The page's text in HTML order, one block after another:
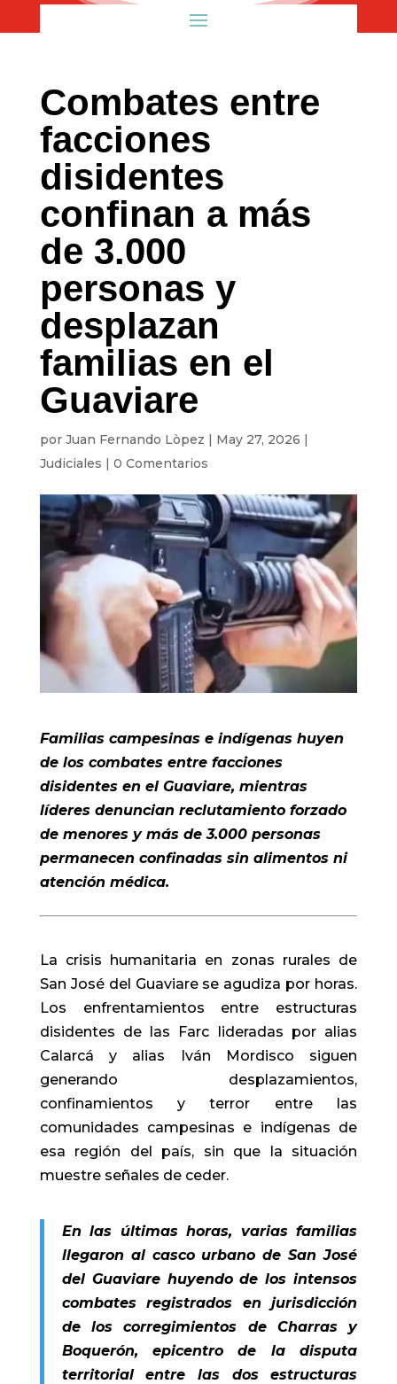
Combates entre
facciones
disidentes
confinan a más
de 3.000
personas y
desplazan
familias en el
Guaviare
por Juan Fernando Lòpez | May 27, 2026 |
Judiciales | 0 Comentarios
Familias campesinas e indígenas huyen
de los combates entre facciones
disidentes en el Guaviare, mientras
líderes denuncian reclutamiento forzado
de menores y más de 3.000 personas
permanecen confinadas sin alimentos ni
atención médica.
La crisis humanitaria en zonas rurales de
San José del Guaviare se agudiza por horas.
Los enfrentamientos entre estructuras
disidentes de las Farc lideradas por alias
Calarcá y alias Iván Mordisco siguen
generando desplazamientos,
confinamientos y terror entre las
comunidades campesinas e indígenas de
esa región del país, sin que la situación
muestre señales de ceder.
En las últimas horas, varias familias
llegaron al casco urbano de San José
del Guaviare huyendo de los intensos
combates registrados en jurisdicción
de los corregimientos de Charras y
Boquerón, epicentro de la disputa
territorial entre las dos estructuras